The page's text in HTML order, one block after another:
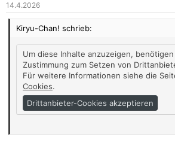
e
n
14.4.2026
Kiryu-Chan! schrieb:
Um diese Inhalte anzuzeigen,
Zustimmung zum Setzen von
Für weitere Informationen siehe die
Cookies.
Drittanbieter-Cookies akzeptieren
Link: https://youtu.be/9nrmJSgqYTI?si=wbII4w-